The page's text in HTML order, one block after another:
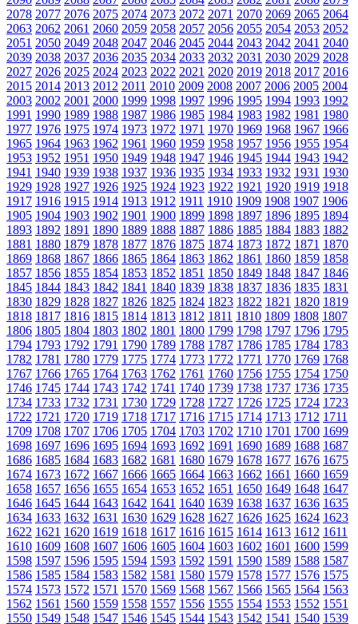
2078 2077 2076 2075 2074 2073 2072 2071 2070 2069 2065 2064
2063 2062 2061 2060 2059 2058 2057 2056 2055 2054 2053 2052
2051 2050 2049 2048 2047 2046 2045 2044 2043 2042 2041 2040
2039 2038 2037 2036 2035 2034 2033 2032 2031 2030 2029 2028
2027 2026 2025 2024 2023 2022 2021 2020 2019 2018 2017 2016
2015 2014 2013 2012 2011 2010 2009 2008 2007 2006 2005 2004
2003 2002 2001 2000 1999 1998 1997 1996 1995 1994 1993 1992
1991 1990 1989 1988 1987 1986 1985 1984 1983 1982 1981 1980
1977 1976 1975 1974 1973 1972 1971 1970 1969 1968 1967 1966
1965 1964 1963 1962 1961 1960 1959 1958 1957 1956 1955 1954
1953 1952 1951 1950 1949 1948 1947 1946 1945 1944 1943 1942
1941 1940 1939 1938 1937 1936 1935 1934 1933 1932 1931 1930
1929 1928 1927 1926 1925 1924 1923 1922 1921 1920 1919 1918
1917 1916 1915 1914 1913 1912 1911 1910 1909 1908 1907 1906
1905 1904 1903 1902 1901 1900 1899 1898 1897 1896 1895 1894
1893 1892 1891 1890 1889 1888 1887 1886 1885 1884 1883 1882
1881 1880 1879 1878 1877 1876 1875 1874 1873 1872 1871 1870
1869 1868 1867 1866 1865 1864 1863 1862 1861 1860 1859 1858
1857 1856 1855 1854 1853 1852 1851 1850 1849 1848 1847 1846
1845 1844 1843 1842 1841 1840 1839 1838 1837 1836 1835 1831
1830 1829 1828 1827 1826 1825 1824 1823 1822 1821 1820 1819
1818 1817 1816 1815 1814 1813 1812 1811 1810 1809 1808 1807
1806 1805 1804 1803 1802 1801 1800 1799 1798 1797 1796 1795
1794 1793 1792 1791 1790 1789 1788 1787 1786 1785 1784 1783
1782 1781 1780 1779 1775 1774 1773 1772 1771 1770 1769 1768
1767 1766 1765 1764 1763 1762 1761 1760 1756 1755 1754 1750
1746 1745 1744 1743 1742 1741 1740 1739 1738 1737 1736 1735
1734 1733 1732 1731 1730 1729 1728 1727 1726 1725 1724 1723
1722 1721 1720 1719 1718 1717 1716 1715 1714 1713 1712 1711
1709 1708 1707 1706 1705 1704 1703 1702 1710 1701 1700 1699
1698 1697 1696 1695 1694 1693 1692 1691 1690 1689 1688 1687
1686 1685 1684 1683 1682 1681 1680 1679 1678 1677 1676 1675
1674 1673 1672 1667 1666 1665 1664 1663 1662 1661 1660 1659
1658 1657 1656 1655 1654 1653 1652 1651 1650 1649 1648 1647
1646 1645 1644 1643 1642 1641 1640 1639 1638 1637 1636 1635
1634 1633 1632 1631 1630 1629 1628 1627 1626 1625 1624 1623
1622 1621 1620 1619 1618 1617 1616 1615 1614 1613 1612 1611
1610 1609 1608 1607 1606 1605 1604 1603 1602 1601 1600 1599
1598 1597 1596 1595 1594 1593 1592 1591 1590 1589 1588 1587
1586 1585 1584 1583 1582 1581 1580 1579 1578 1577 1576 1575
1574 1573 1572 1571 1570 1569 1568 1567 1566 1565 1564 1563
1562 1561 1560 1559 1558 1557 1556 1555 1554 1553 1552 1551
1550 1549 1548 1547 1546 1545 1544 1543 1542 1541 1540 1539